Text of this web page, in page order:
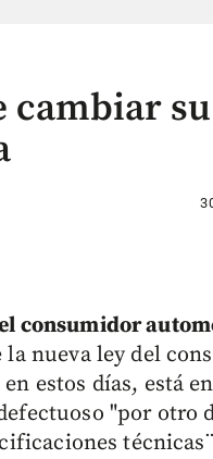
cambiar
consumidor
la nueva ley del
estos días, está
"por otro